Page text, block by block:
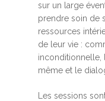
sur un large
prendre soin de
ressources
de leur vie :
inconditionnelle,
même et le
Les sessions